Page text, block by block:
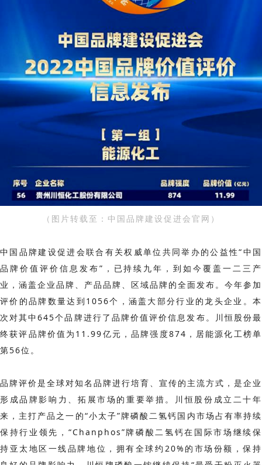
（图片转载至：中国品牌建设促进会官网 ）
中国品牌建设促进会联合有关权威单位共同举办的公益性“中国
品牌价值评价信息发布”，已持续九年，到如今覆盖一二三产
业，涵盖企业品牌、产品品牌、区域品牌的全面发布。今年参加
评价的品牌数量达到1056个，涵盖大部分行业的龙头企业。本
次对其中645个品牌进行了品牌价值评价信息发布。川恒股份最
终获评品牌价值为11.99亿元，品牌强度874，居能源化工榜单
第56位。
品牌评价是全球对知名品牌进行培育、宣传的主流方式，是企业
形成品牌影响力、拓展市场的重要举措。川恒股份成立二十年
来，主打产品之一的“小太子”牌磷酸二氢钙国内市场占有率持续
保持行业领先，“Chanphos”牌磷酸二氢钙在国际市场继续保
持亚太地区一线品牌地位，拥有全球约20%的市场份额，保持